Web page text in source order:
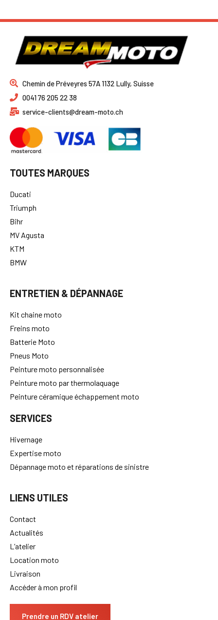
Chemin de Préveyres 57A 1132 Lully, Suisse
0041 76 205 22 38
Ducati
Triumph
Bihr
MV Agusta
KTM
Kit chaine moto
Freins moto
Batterie Moto
Pneus Moto
Peinture moto personnalisée
Peinture moto par thermolaquage
Hivernage
Expertise moto
Contact
Actualités
L’atelier
Location moto
Livraison